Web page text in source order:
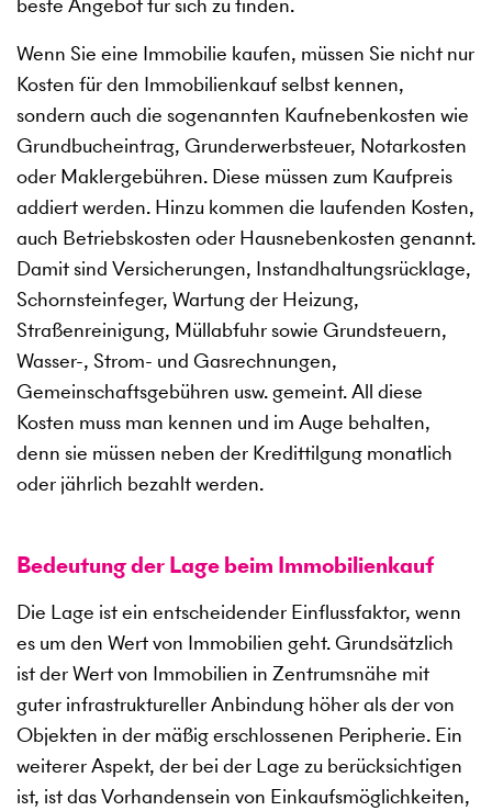
Wenn Sie eine Immobilie kaufen, müssen Sie nicht nur
Kosten für den Immobilienkauf selbst kennen,
sondern auch die sogenannten Kaufnebenkosten wie
Grundbucheintrag, Grunderwerbsteuer, Notarkosten
oder Maklergebühren. Diese müssen zum Kaufpreis
addiert werden. Hinzu kommen die laufenden Kosten,
auch Betriebskosten oder Hausnebenkosten genannt.
Damit sind Versicherungen, Instandhaltungsrücklage,
Schornsteinfeger, Wartung der Heizung,
Straßenreinigung, Müllabfuhr sowie Grundsteuern,
Wasser-, Strom- und Gasrechnungen,
Gemeinschaftsgebühren usw. gemeint. All diese
Kosten muss man kennen und im Auge behalten,
denn sie müssen neben der Kredittilgung monatlich
oder jährlich bezahlt werden.
Bedeutung der Lage beim Immobilienkauf
Die Lage ist ein entscheidender Einflussfaktor, wenn
es um den Wert von Immobilien geht. Grundsätzlich
ist der Wert von Immobilien in Zentrumsnähe mit
guter infrastruktureller Anbindung höher als der von
Objekten in der mäßig erschlossenen Peripherie. Ein
weiterer Aspekt, der bei der Lage zu berücksichtigen
ist, ist das Vorhandensein von Einkaufsmöglichkeiten,